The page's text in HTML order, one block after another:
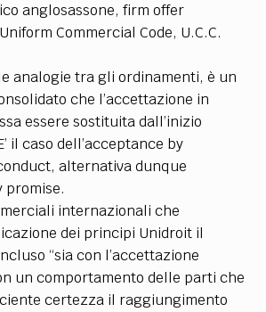
anglosassone, firm offer
Commercial Code, U.C.C.
analogie tra gli ordinamenti, è un
che l’accettazione in
essere sostituita dall’inizio
il caso dell’acceptance by
alternativa dunque
promise.
internazionali che
dei principi Unidroit il
“sia con l’accettazione
un comportamento delle parti che
certezza il raggiungimento